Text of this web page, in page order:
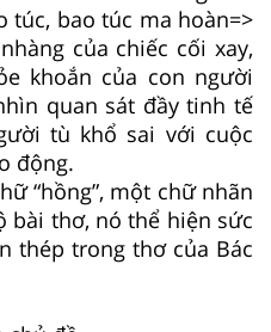
túc, bao túc ma hoàn=>
của chiếc cối xay,
khoắn của con người
quan sát đầy tinh tế
tù khổ sai với cuộc
động.
“hồng”, một chữ nhãn
bài thơ, nó thể hiện sức
thép trong thơ của Bác